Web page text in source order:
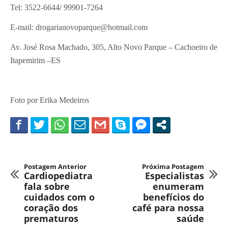
Tel: 3522-6644/ 99901-7264
E-mail: drogarianovoparque@hotmail.com
Av. José Rosa Machado, 305, Alto Novo Parque – Cachoeiro de
Itapemirim –ES
Foto por Erika Medeiros
Postagem Anterior
Cardiopediatra
fala sobre
cuidados com o
coração dos
prematuros
Próxima Postagem
Especialistas
enumeram
benefícios do
café para nossa
saúde